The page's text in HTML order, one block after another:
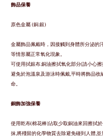
飾品保養
原色金屬 (銅.銀)
金屬飾品佩戴時，因接觸到身體所分泌的
等情形屬正常氧化現象。
可使用拭銀布.銅油擦拭氧化部分(請小心
避免於泡溫泉及游泳時佩戴,平時將飾品
命。
銅飾加強保養
使用乾布(棉花棒)沾取少取銅油來回擦拭
抹,將殘留的化學物質去除避免碰到人體,並